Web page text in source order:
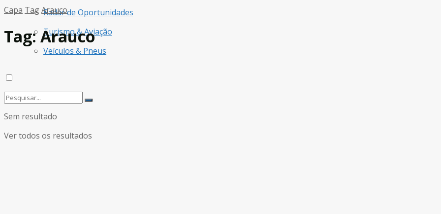
Radar de Oportunidades
Turismo & Aviação
Veículos & Pneus
Sem resultado
Ver todos os resultados
Capa TagArauco
Tag:Arauco